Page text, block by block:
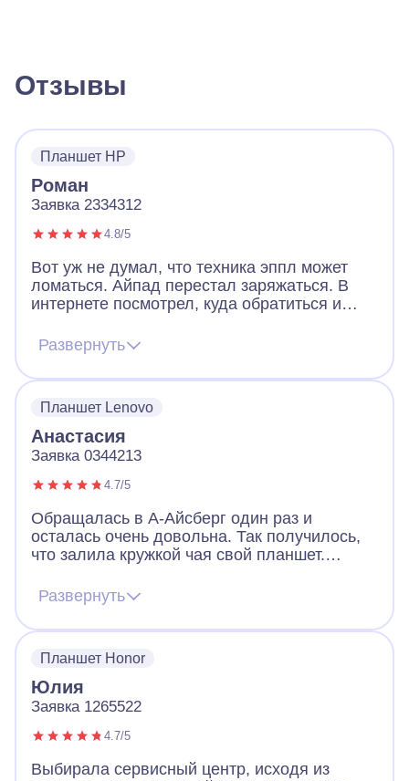
Отзывы
Планшет HP
Роман
Заявка 2334312
4.8/5
Вот уж не думал, что техника эппл может
ломаться. Айпад перестал заряжаться. В
интернете посмотрел, куда обратиться и
Привлекло то, что дают гарантию на ремонт,
т.к. компания официальная. Все заняло 1
день, я даже удивился, что проблема так
профессиональные мастера.
Развернуть
Планшет Lenovo
Анастасия
Заявка 0344213
4.7/5
Обращалась в А-Айсберг один раз и
осталась очень довольна. Так получилось,
что залила кружкой чая свой планшет.
его включить не могла. Надежды на
восстановление не было, но все же в
сервис обратилась. Восстановили
благодарность мастеру Сергею, который и
оживил мой планшет.
Развернуть
Планшет Honor
Юлия
Заявка 1265522
4.7/5
Выбирала сервисный центр, исходя из